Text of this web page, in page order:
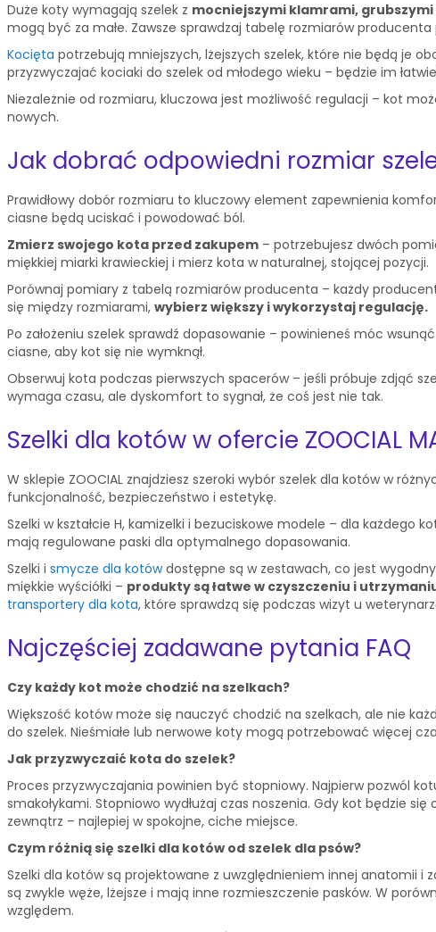
Duże koty wymagają szelek z mocniejszymi klamrami,
mogą być za małe. Zawsze sprawdzaj tabelę rozmiarów producenta
Kocięta potrzebują mniejszych, lżejszych szelek, które nie będą je
przyzwyczajać kociaki do szelek od młodego wieku – będzie im
Niezależnie od rozmiaru, kluczowa jest możliwość regulacji – kot
nowych.
Jak dobrać odpowiedni rozmiar
Prawidłowy dobór rozmiaru to kluczowy element zapewnienia
ciasne będą uciskać i powodować ból.
Zmierz swojego kota przed zakupem – potrzebujesz dwóch
miękkiej miarki krawieckiej i mierz kota w naturalnej, stojącej pozycji.
Porównaj pomiary z tabelą rozmiarów producenta – każdy
się między rozmiarami, wybierz większy i wykorzystaj regulację.
Po założeniu szelek sprawdź dopasowanie – powinieneś móc
ciasne, aby kot się nie wymknął.
Obserwuj kota podczas pierwszych spacerów – jeśli próbuje zdjąć
wymaga czasu, ale dyskomfort to sygnał, że coś jest nie tak.
Szelki dla kotów w ofercie ZOOCIAL
W sklepie ZOOCIAL znajdziesz szeroki wybór szelek dla kotów w
funkcjonalność, bezpieczeństwo i estetykę.
Szelki w kształcie H, kamizelki i bezuciskowe modele – dla każdego
mają regulowane paski dla optymalnego dopasowania.
Szelki i smycze dla kotówdostępne są w zestawach, co jest
miękkie wyściółki – produkty są łatwe w czyszczeniu i
transportery dla kota, które sprawdzą się podczas wizyt u
Najczęściej zadawane pytania FAQ
Czy każdy kot może chodzić na szelkach?
Większość kotów może się nauczyć chodzić na szelkach, ale nie
do szelek. Nieśmiałe lub nerwowe koty mogą potrzebować więcej
Jak przyzwyczaić kota do szelek?
Proces przyzwyczajania powinien być stopniowy. Najpierw pozwól
smakołykami. Stopniowo wydłużaj czas noszenia. Gdy kot będzie
zewnątrz – najlepiej w spokojne, ciche miejsce.
Czym różnią się szelki dla kotów od szelek dla psów?
Szelki dla kotów są projektowane z uwzględnieniem innej anatomii i
są zwykle węże, lżejsze i mają inne rozmieszczenie pasków. W
względem.